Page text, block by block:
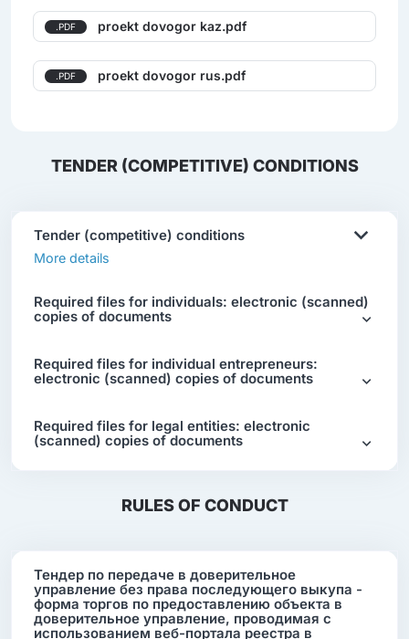
.PDF proekt dovogor kaz.pdf
.PDF proekt dovogor rus.pdf
TENDER (COMPETITIVE) CONDITIONS
Tender (competitive) conditions
More details
Required files for individuals: electronic (scanned)
copies of documents
Required files for individual entrepreneurs:
electronic (scanned) copies of documents
Required files for legal entities: electronic
(scanned) copies of documents
RULES OF CONDUCT
Тендер по передаче в доверительное
управление без права последующего выкупа -
форма торгов по предоставлению объекта в
доверительное управление, проводимая с
использованием веб-портала реестра в